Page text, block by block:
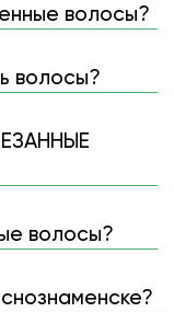
волосы?
волосы?
волосы?